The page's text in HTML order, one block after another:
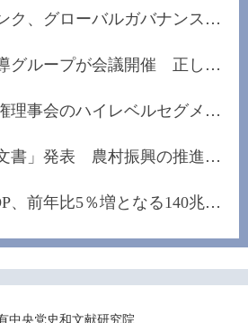
新華社シンクタンク、グローバルガバナンスの改革...
党の建設活動指導グループが会議開催 正しい政治...
王毅氏が国連人権理事会のハイレベルセグメントに...
中国「中央１号文書」発表 農村振興の推進手配
中国2025年のGDP、前年比5％増となる140兆元の大...
中央党史和文献研究院